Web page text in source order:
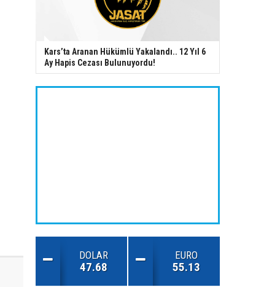
Kars’ta Aranan Hükümlü Yakalandı.. 12 Yıl 6
Ay Hapis Cezası Bulunuyordu!
DOLAR
47.68
EURO
55.13